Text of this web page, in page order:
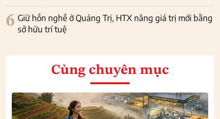
6 Giữ hồn nghề ở Quảng Trị, HTX nâng giá trị mới bằng
sở hữu trí tuệ
Cùng chuyên mục